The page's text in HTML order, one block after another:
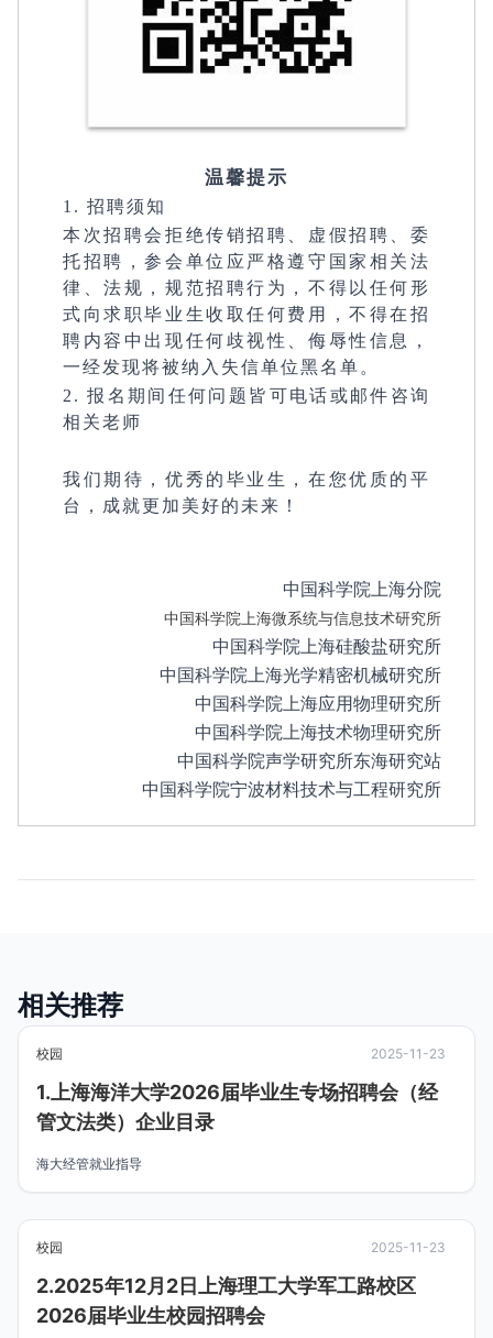
温馨提示
1. 招聘须知
本次招聘会拒绝传销招聘、虚假招聘、委
托招聘，参会单位应严格遵守国家相关法
律、法规，规范招聘行为，不得以任何形
式向求职毕业生收取任何费用，不得在招
聘内容中出现任何歧视性、侮辱性信息，
一经发现将被纳入失信单位黑名单。
2. 报名期间任何问题皆可电话或邮件咨询
相关老师
我们期待，优秀的毕业生，在您优质的平
台，成就更加美好的未来！
中国科学院上海分院
中国科学院上海微系统与信息技术研究所
中国科学院上海硅酸盐研究所
中国科学院上海光学精密机械研究所
中国科学院上海应用物理研究所
中国科学院上海技术物理研究所
中国科学院声学研究所东海研究站
中国科学院宁波材料技术与工程研究所
相关推荐
校园 2025-11-23
1.上海海洋大学2026届毕业生专场招聘会（经
管文法类）企业目录
海大经管就业指导
校园 2025-11-23
2.2025年12月2日上海理工大学军工路校区
2026届毕业生校园招聘会